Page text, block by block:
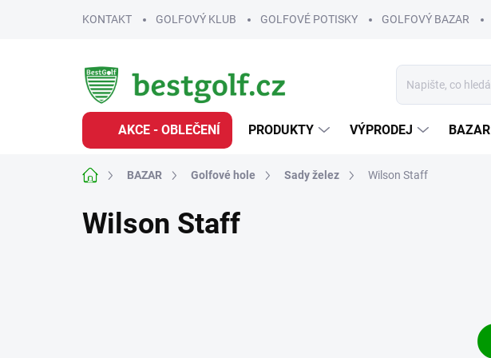
KONTAKT GOLFOVÝ KLUB GOLFOVÉ POTISKY GOLFOVÝ BAZAR
AKCE - OBLEČENÍ PRODUKTY VÝPRODEJ BAZAR
Domů BAZAR Golfové hole Sady želez Wilson Staff
Wilson Staff